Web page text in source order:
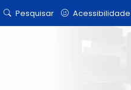
Pesquisar Acessibilidade